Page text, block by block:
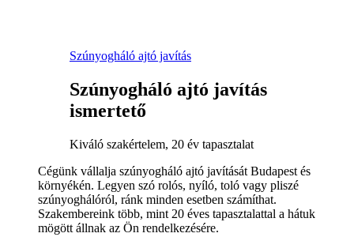
Szúnyogháló ajtó javítás
Szúnyogháló ajtó javítás
ismertető
Kiváló szakértelem, 20 év tapasztalat
Cégünk vállalja szúnyogháló ajtó javítását Budapest és
környékén. Legyen szó rolós, nyíló, toló vagy pliszé
szúnyoghálóról, ránk minden esetben számíthat.
Szakembereink több, mint 20 éves tapasztalattal a hátuk
mögött állnak az Ön rendelkezésére.